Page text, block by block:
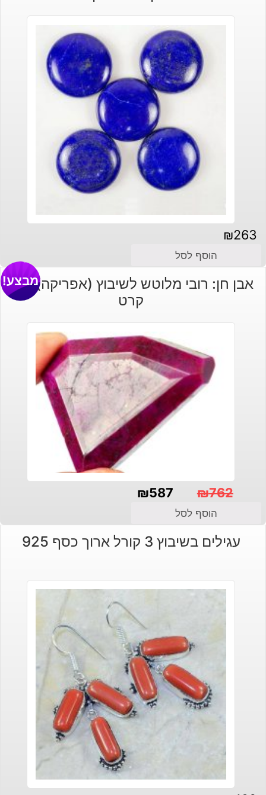
₪263
הוסף לסל
אבן חן: רובי מלוטש לשיבוץ (אפריקה) 175
קרט
מבצע!
₪762
המקורי
היה:
₪587
הנוכחי
הוא:
הוסף לסל
עגילים בשיבוץ 3 קורל ארוך כסף 925